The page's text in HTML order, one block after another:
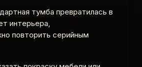
тумба превратилась в
интерьера,
повторить серийным